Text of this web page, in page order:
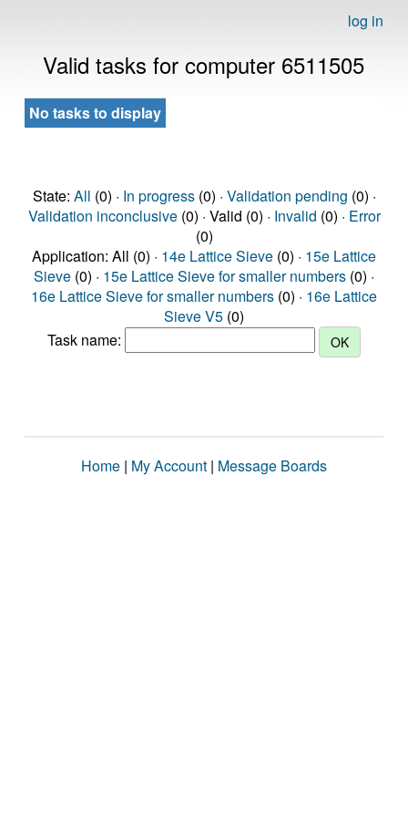
log in
Valid tasks for computer 6511505
No tasks to display
State: All (0) · In progress(0) · Validation pending (0) ·
Validation inconclusive(0) · Valid (0) · Invalid (0) · Error
(0)
Application: All (0) · 14e Lattice Sieve (0) · 15e Lattice
Sieve (0) · 15e Lattice Sieve for smaller numbers (0) ·
16e Lattice Sieve for smaller numbers (0) · 16e Lattice
Sieve V5 (0)
Task name:
Home | My Account | Message Boards